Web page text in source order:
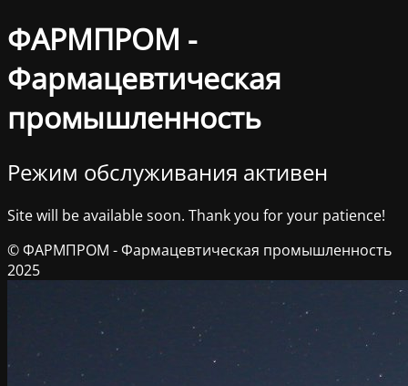
ФАРМПРОМ -
Фармацевтическая
промышленность
Режим обслуживания активен
Site will be available soon. Thank you for your patience!
© ФАРМПРОМ - Фармацевтическая промышленность
2025